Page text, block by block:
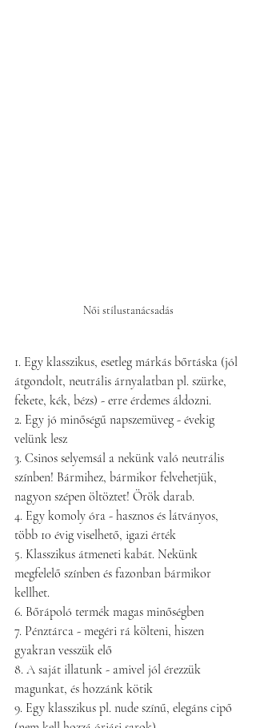
Női stílustanácsadás
1. Egy klasszikus, esetleg márkás bőrtáska (jól
átgondolt, neutrális árnyalatban pl. szürke,
fekete, kék, bézs) - erre érdemes áldozni.
2. Egy jó minőségű napszemüveg - évekig
velünk lesz
3. Csinos selyemsál a nekünk való neutrális
színben! Bármihez, bármikor felvehetjük,
nagyon szépen öltöztet! Örök darab.
4. Egy komoly óra - hasznos és látványos,
több 10 évig viselhető, igazi érték
5. Klasszikus átmeneti kabát. Nekünk
megfelelő színben és fazonban bármikor
kellhet.
6. Bőrápoló termék magas minőségben
7. Pénztárca - megéri rá költeni, hiszen
gyakran vesszük elő
8. A saját illatunk - amivel jól érezzük
magunkat, és hozzánk kötik
9. Egy klasszikus pl. nude színű, elegáns cipő